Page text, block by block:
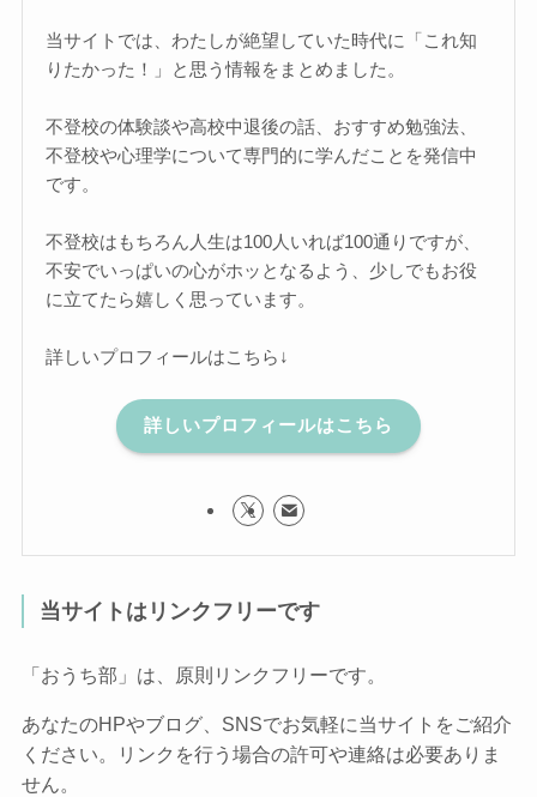
当サイトでは、わたしが絶望していた時代に「これ知
りたかった！」と思う情報をまとめました。
不登校の体験談や高校中退後の話、おすすめ勉強法、
不登校や心理学について専門的に学んだことを発信中
です。
不登校はもちろん人生は100人いれば100通りですが、
不安でいっぱいの心がホッとなるよう、少しでもお役
に立てたら嬉しく思っています。
詳しいプロフィールはこちら↓
詳しいプロフィールはこちら
当サイトはリンクフリーです
「おうち部」は、原則リンクフリーです。
あなたのHPやブログ、SNSでお気軽に当サイトをご紹介
ください。リンクを行う場合の許可や連絡は必要ありま
せん。